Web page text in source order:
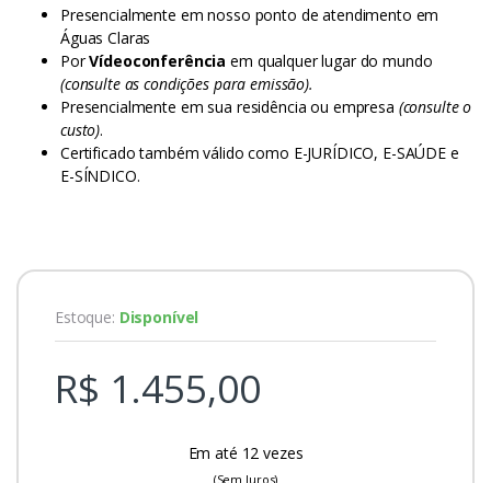
Presencialmente em nosso ponto de atendimento em
Águas Claras
PorVídeoconferência em qualquer lugar do mundo
(consulte as condições para emissão).
Presencialmente em sua residência ou empresa (consulte o
custo).
Certificado também válido como E-JURÍDICO, E-SAÚDE e
E-SÍNDICO.
Estoque: Disponível
R$ 1.455,00
Em até 12 vezes
(Sem Juros)